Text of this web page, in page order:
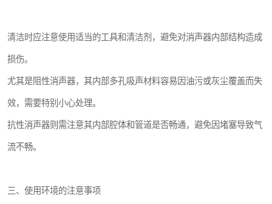
清洁时应注意使用适当的工具和清洁剂，避免对消声器内部结构造成
损伤。
尤其是阻性消声器，其内部多孔吸声材料容易因油污或灰尘覆盖而失
效，需要特别小心处理。
抗性消声器则需注意其内部腔体和管道是否畅通，避免因堵塞导致气
流不畅。
三、使用环境的注意事项